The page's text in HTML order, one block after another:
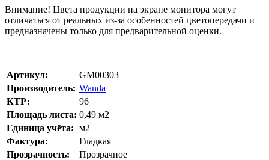
Внимание! Цвета продукции на экране монитора могут
отличаться от реальных из-за особенностей цветопередачи и
предназначены только для предварительной оценки.
Артикул:
GM00303
Производитель: Wanda
КТР:
96
Площадь листа: 0,49 м2
Единица учёта: м2
Фактура:
Гладкая
Прозрачность:
Прозрачное